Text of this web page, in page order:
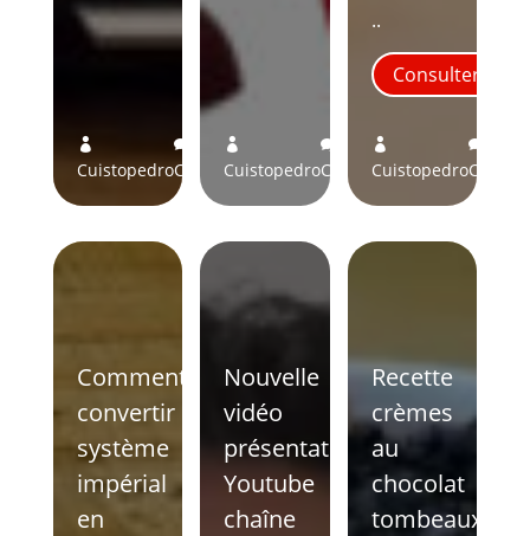

Cuistopedro

Comments

Cuistopedro

Comments
..
Consulter

Cuistopedro

Comment
convertir
système
impérial
en
Nouvelle
vidéo
présentation
Youtube
chaîne
Recette
crèmes
au
chocolat
tombeaux